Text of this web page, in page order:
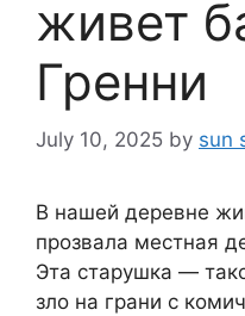
живет
Гренни
July 10, 2025 by sun
В нашей деревне
прозвала местная
Эта старушка —
зло на грани с